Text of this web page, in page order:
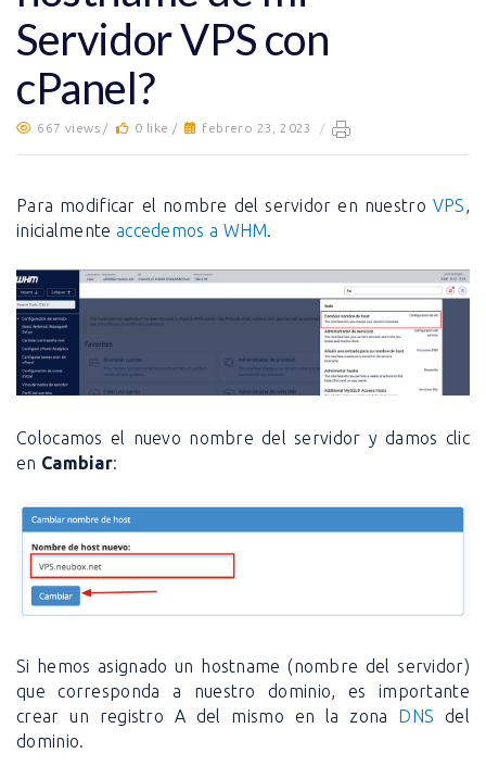
Servidor VPS con
cPanel?
667 views / 0 like / febrero 23, 2023 /
Para modificar el nombre del servidor en nuestro VPS,
inicialmente accedemos a WHM.
Colocamos el nuevo nombre del servidor y damos clic
en Cambiar:
Si hemos asignado un hostname (nombre del servidor)
que corresponda a nuestro dominio, es importante
crear un registro A del mismo en la zona DNS del
dominio.